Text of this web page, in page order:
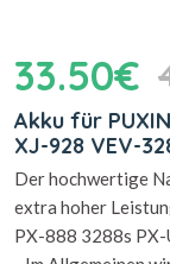
33.50€
Akku für
XJ-928 VEV-
Der hochwertige
extra hoher
PX-888 3288s PX-